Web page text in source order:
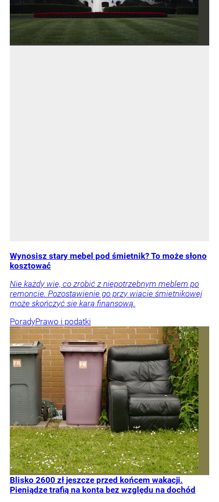
Wynosisz stary mebel pod śmietnik? To może słono
kosztować
Nie każdy wie, co zrobić z niepotrzebnym meblem po
remoncie. Pozostawienie go przy wiacie śmietnikowej
może skończyć się karą finansową.
PoradyPrawo i podatki
Blisko 2600 zł jeszcze przed końcem wakacji.
Pieniądze trafią na konta bez względu na dochód